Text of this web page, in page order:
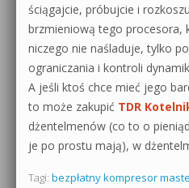
ściągajcie, próbujcie i
brzmieniową tego procesora,
niczego nie naśladuje, tylko
ograniczania i kontroli
A jeśli ktoś chce mieć jego
to może zakupić TDR
dżentelmenów (co to o
je po prostu mają), w
Tagi: bezpłatny kompresor